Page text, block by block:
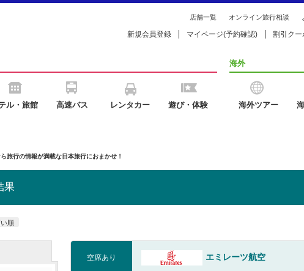
店舗一覧 オンライン旅行相談
新規会員登録 マイページ(予約確認) 割引クー
ル・旅館 高速バス レンタカー 遊び・体験
海外
海外ツアー
旅行の情報が満載な日本旅行におまかせ！
果
順
空席あり エミレーツ航空